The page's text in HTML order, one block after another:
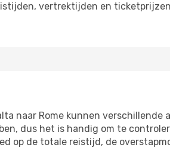
vertrektijden en
naar Rome kunnen verschillende
dus het is handig om te
op de totale reistijd, de